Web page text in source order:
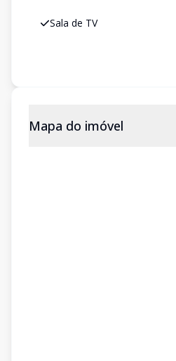
Sala de TV
Mapa do imóvel